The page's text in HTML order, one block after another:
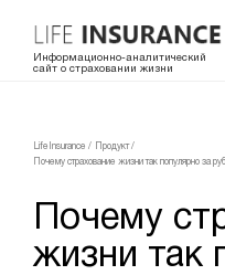
Информационно-аналитический
сайт о страховании жизни
LifeInsurance / Продукт/
Почему страхование жизни так популярно за
Почему
жизни так